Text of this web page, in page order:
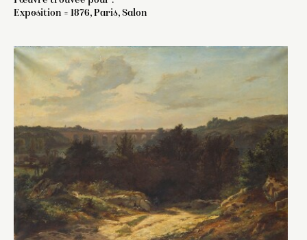
Exposition = 1876, Paris, Salon